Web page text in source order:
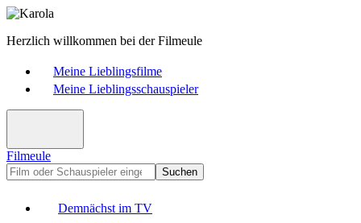
Herzlich willkommen bei der Filmeule
Meine Lieblingsfilme
Meine Lieblingsschauspieler
Filmeule
Suchen
Demnächst im TV